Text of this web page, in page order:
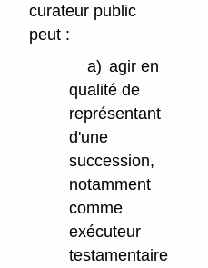
curateur public
peut :
a) agir en
qualité de
représentant
d'une
succession,
notamment
comme
exécuteur
testamentaire